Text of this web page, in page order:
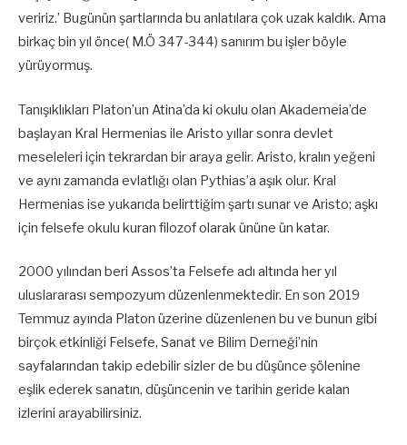
veririz.’ Bugünün şartlarında bu anlatılara çok uzak kaldık. Ama
birkaç bin yıl önce( M.Ö 347-344) sanırım bu işler böyle
yürüyormuş.
Tanışıklıkları Platon’un Atina’da ki okulu olan Akademeia’de
başlayan Kral Hermenias ile Aristo yıllar sonra devlet
meseleleri için tekrardan bir araya gelir. Aristo, kralın yeğeni
ve aynı zamanda evlatlığı olan Pythias’a aşık olur. Kral
Hermenias ise yukarıda belirttiğim şartı sunar ve Aristo; aşkı
için felsefe okulu kuran filozof olarak ününe ün katar.
2000 yılından beri Assos’ta Felsefe adı altında her yıl
uluslararası sempozyum düzenlenmektedir. En son 2019
Temmuz ayında Platon üzerine düzenlenen bu ve bunun gibi
birçok etkinliği Felsefe, Sanat ve Bilim Derneği’nin
sayfalarından takip edebilir sizler de bu düşünce şölenine
eşlik ederek sanatın, düşüncenin ve tarihin geride kalan
izlerini arayabilirsiniz.